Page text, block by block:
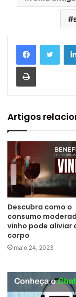
Artigos
Descubra como o
consumo
vinho pode aliviar
corpo
maio 24, 2023